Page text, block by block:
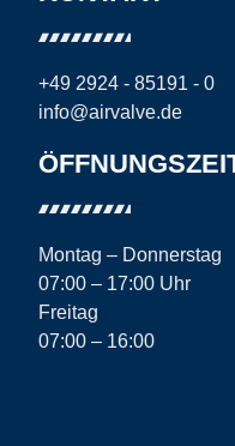
+49 2924 - 85191 - 0
info@airvalve.de
Montag – Donnerstag
07:00 – 17:00 Uhr
Freitag
07:00 – 16:00